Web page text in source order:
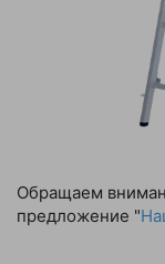
Обращаем
предложение "